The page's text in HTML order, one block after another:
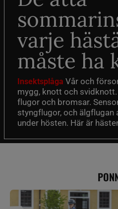
varje
måste ha
Insektsplåga Vår och
mygg, knott och
flugor och bromsar.
styngflugor, och älgflugan
under hösten. Här är